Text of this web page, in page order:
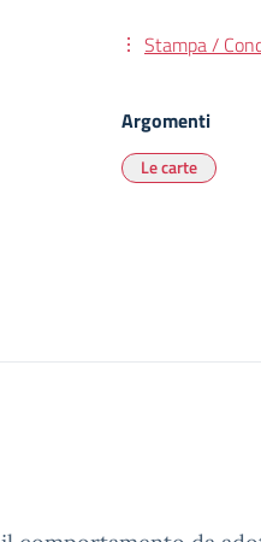
Stampa /
Argomenti
Le carte